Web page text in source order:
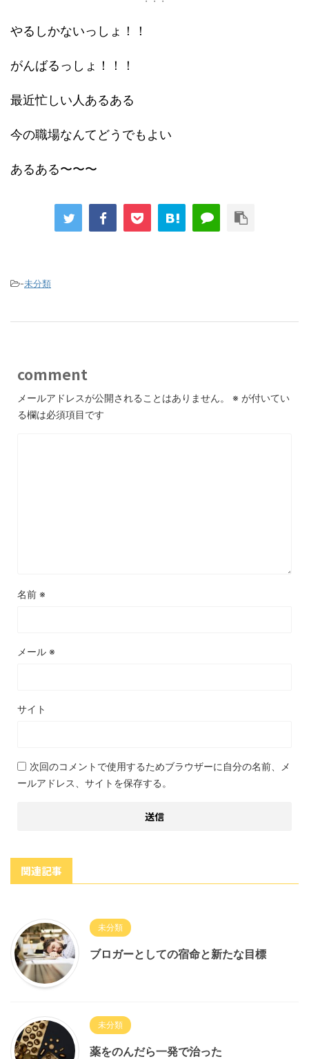
やるしかないっしょ！！
がんばるっしょ！！！
最近忙しい人あるある
今の職場なんてどうでもよい
あるある〜〜〜
-未分類
comment
メールアドレスが公開されることはありません。 ※ が付いてい
る欄は必須項目です
名前 ※
メール ※
サイト
次回のコメントで使用するためブラウザーに自分の名前、メ
ールアドレス、サイトを保存する。
関連記事
未分類
ブロガーとしての宿命と新たな目標
未分類
薬をのんだら一発で治った